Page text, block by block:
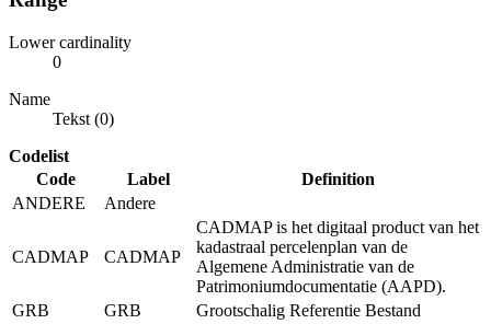
Lower cardinality
0
Name
Tekst (0)
Codelist
Code
Label
Definition
ANDERE
Andere
CADMAP CADMAP
CADMAP is het digitaal product van het
kadastraal percelenplan van de
Algemene Administratie van de
Patrimoniumdocumentatie (AAPD).
GRB
GRB
Grootschalig Referentie Bestand